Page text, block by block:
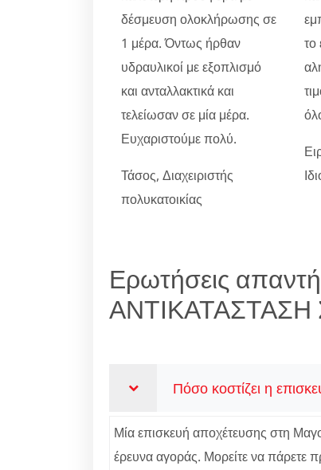
δέσμευση ολοκλήρωσης σε
1 μέρα. Όντως ήρθαν
υδραυλικοί με εξοπλισμό
και ανταλλακτικά και
τελείωσαν σε μία μέρα.
Ευχαριστούμε πολύ.
Τάσος, Διαχειριστής
πολυκατοικίας
το
Ερωτήσεις
Πόσο κοστίζει η
Μία επισκευή αποχέτευσης στη
έρευνα αγοράς. Μορείτε να πάρετε